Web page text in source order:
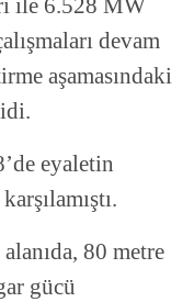
ile 6.528 MW
devam
aşamasındaki
eyaletin
80 metre
gücü